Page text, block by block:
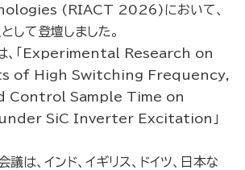
(RIACT 2026)において、
して登壇しました。
、「Experimental Research on
of High Switching Frequency,
Control Sample Time on
SiC Inverter Excitation」
は、インド、イギリス、ドイツ、日本な